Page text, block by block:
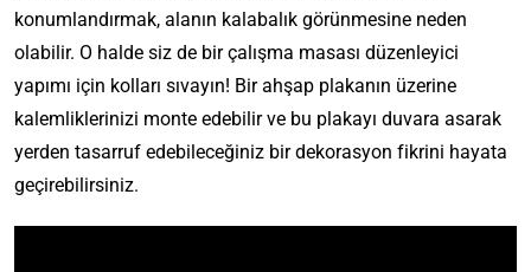
konumlandırmak, alanın kalabalık görünmesine neden
olabilir. O halde siz de bir çalışma masası düzenleyici
yapımı için kolları sıvayın! Bir ahşap plakanın üzerine
kalemliklerinizi monte edebilir ve bu plakayı duvara asarak
yerden tasarruf edebileceğiniz bir dekorasyon fikrini hayata
geçirebilirsiniz.